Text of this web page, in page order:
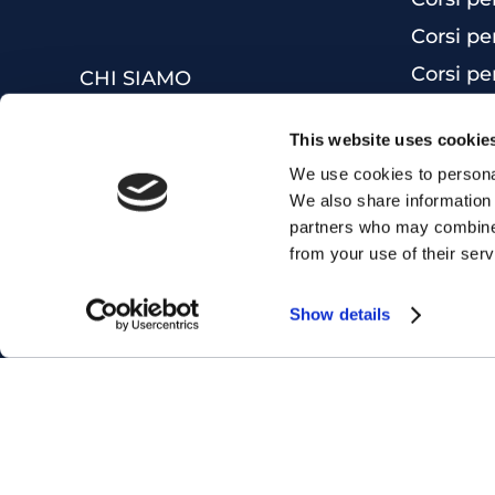
This website uses
We use cookies to
We also share
partners who may
from your use of their
Show details
CHI SIAMO
F.A.Q.
Corsi
Corsi
Corsi
Inglese
Ottieni
Corsi di